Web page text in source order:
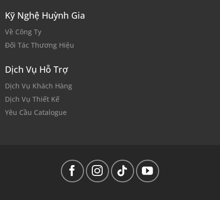
Kỹ Nghệ Huỳnh Gia
Về Công Ty
Đối Tác Thương Hiệu
Dịch Vụ Hỗ Trợ
Dịch Vụ Khách Hàng
Dịch Vụ Thiết Kế
Yêu Cầu Catalogue